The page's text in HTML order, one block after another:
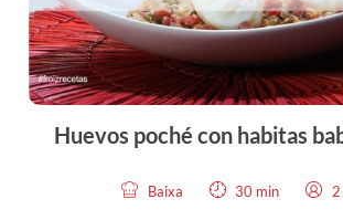
Huevos poché con habitas
Baixa 30 min 2